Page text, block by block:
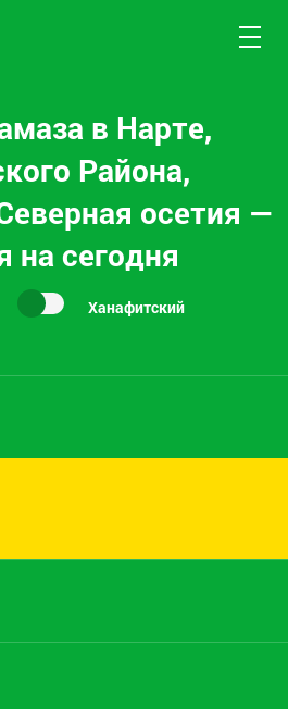
в Нарте,
Района,
осетия —
на сегодня
Ханафитский